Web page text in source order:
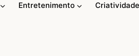
Entretenimento Criatividade